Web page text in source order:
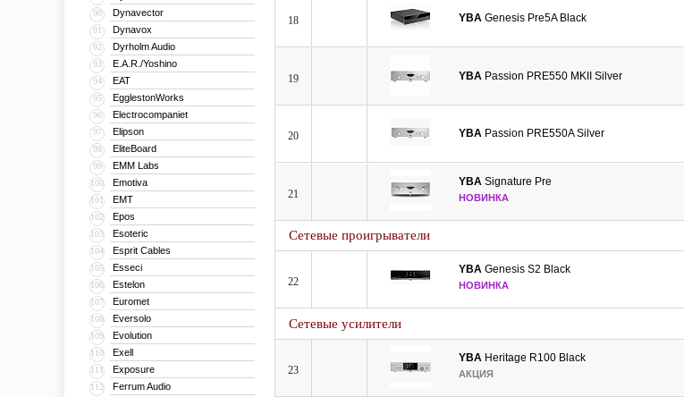
90 Dynavector
91 Dynavox
92 Dyrholm Audio
93 E.A.R./Yoshino
94 EAT
95 EgglestonWorks
96 Electrocompaniet
97 Elipson
98 EliteBoard
99 EMM Labs
100 Emotiva
101 EMT
102 Epos
103 Esoteric
104 Esprit Cables
105 Esseci
106 Estelon
107 Euromet
108 Eversolo
109 Evolution
110 Exell
111 Exposure
112 Ferrum Audio
18 YBA Genesis Pre5A Black
19 YBA Passion PRE550 MKII Silver
20 YBA Passion PRE550A Silver
21
YBA Signature Pre
НОВИНКА
Сетевые проигрыватели
22
YBA Genesis S2 Black
НОВИНКА
Сетевые усилители
23
YBA Heritage R100 Black
АКЦИЯ